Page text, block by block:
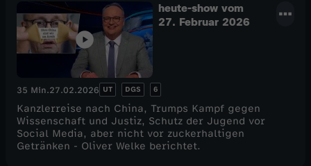
heute-show vom
27. Februar 2026
35 Min.27.02.2026 UT DGS 6
Kanzlerreise nach China, Trumps Kampf gegen
Wissenschaft und Justiz, Schutz der Jugend vor
Social Media, aber nicht vor zuckerhaltigen
Getränken - Oliver Welke berichtet.